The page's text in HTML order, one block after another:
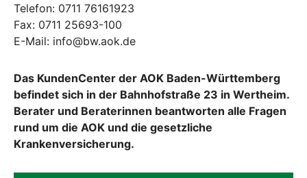
Telefon: 0711 76161923
Fax: 0711 25693-100
E-Mail: info@bw.aok.de
Das KundenCenter der AOK Baden-Württemberg
befindet sich in der Bahnhofstraße 23 in Wertheim.
Berater und Beraterinnen beantworten alle Fragen
rund um die AOK und die gesetzliche
Krankenversicherung.